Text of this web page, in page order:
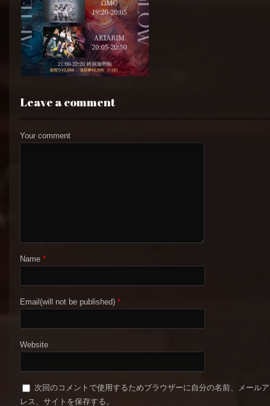
Leave a comment
Your comment
Name *
Email(will not be published) *
Website
次回のコメントで使用するためブラウザーに自分の名前、メール
レス、サイトを保存する。